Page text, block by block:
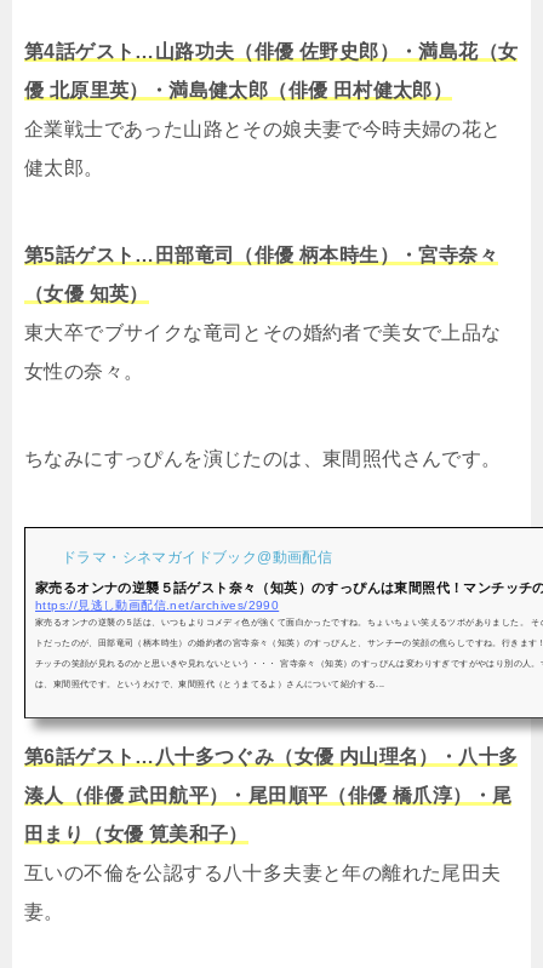
第4話ゲスト…山路功夫（俳優 佐野史郎）・満島花（女
優 北原里英）・満島健太郎（俳優 田村健太郎）
企業戦士であった山路とその娘夫妻で今時夫婦の花と
健太郎。
第5話ゲスト…田部竜司（俳優 柄本時生）・宮寺奈々
（女優 知英）
東大卒でブサイクな竜司とその婚約者で美女で上品な
女性の奈々。
ちなみにすっぴんを演じたのは、東間照代さんです。
ドラマ・シネマガイドブック@動画配信
家売るオンナの逆襲５話ゲスト奈々（知英）のすっぴんは東間照代！マンチッチ
https://見逃し動画配信.net/archives/2990
家売るオンナの逆襲の５話は、いつもよりコメディ色が強くて面白かったですね。ちょいちょい笑えるツボがありました。
トだったのが、田部竜司（柄本時生）の婚約者の宮寺奈々（知英）のすっぴんと、サンチーの笑顔の焦らしですね。行きます
チッチの笑顔が見れるのかと思いきや見れないという・・・ 宮寺奈々（知英）のすっぴんは変わりすぎですがやはり別の人
は、東間照代です。というわけで、東間照代（とうまてるよ）さんについて紹介する...
第6話ゲスト…八十多つぐみ（女優 内山理名）・八十多
湊人（俳優 武田航平）・尾田順平（俳優 橋爪淳）・尾
田まり（女優 筧美和子）
互いの不倫を公認する八十多夫妻と年の離れた尾田夫
妻。